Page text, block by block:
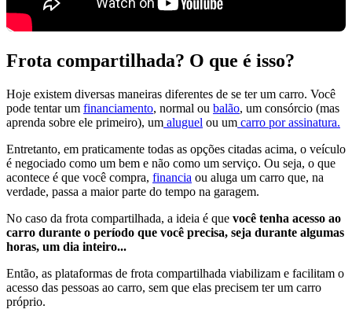
Frota compartilhada? O que é isso?
Hoje existem diversas maneiras diferentes de se ter um carro. Você
pode tentar um financiamento, normal ou balão, um consórcio (mas
aprenda sobre ele primeiro), um aluguel ou um carro por assinatura.
Entretanto, em praticamente todas as opções citadas acima, o veículo
é negociado como um bem e não como um serviço. Ou seja, o que
acontece é que você compra, financia ou aluga um carro que, na
verdade, passa a maior parte do tempo na garagem.
No caso da frota compartilhada, a ideia é que você tenha acesso ao
carro durante o período que você precisa, seja durante algumas
horas, um dia inteiro...
Então, as plataformas de frota compartilhada viabilizam e facilitam o
acesso das pessoas ao carro, sem que elas precisem ter um carro
próprio.